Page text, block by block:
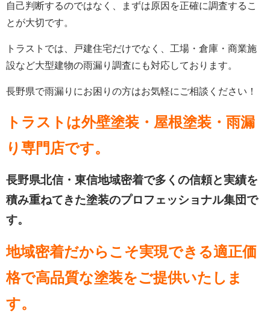
自己判断するのではなく、まずは原因を正確に調査するこ
とが大切です。
トラストでは、戸建住宅だけでなく、工場・倉庫・商業施
設など大型建物の雨漏り調査にも対応しております。
長野県で雨漏りにお困りの方はお気軽にご相談ください！
トラストは外壁塗装・屋根塗装・雨漏
り専門店です。
長野県北信・東信地域密着で多くの信頼と実績を
積み重ねてきた塗装のプロフェッショナル集団で
す。
地域密着だからこそ実現できる適正価
格で高品質な塗装をご提供いたしま
す。